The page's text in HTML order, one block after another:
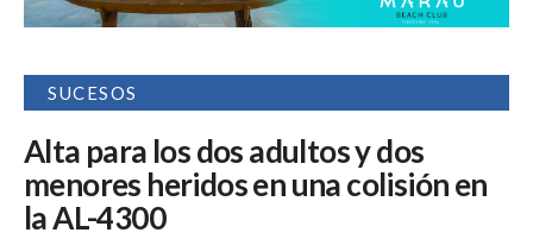
SUCESOS
Alta para los dos adultos y dos
menores heridos en una colisión en
la AL-4300